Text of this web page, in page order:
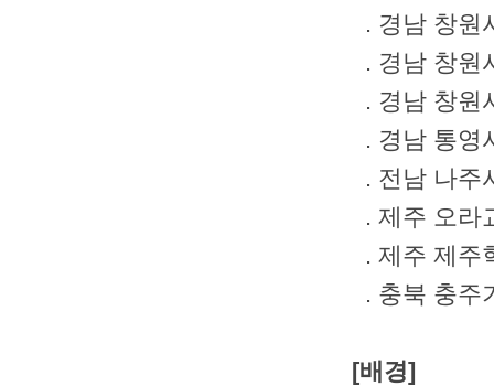
. 경남 창원
. 경남 창원
. 경남 창원
. 경남 통영
. 전남 나주
. 제주 오라
. 제주 제주
. 충북 충주
[배경]